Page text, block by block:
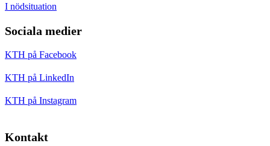
I nödsituation
Sociala medier
KTH på Facebook
KTH på LinkedIn
KTH på Instagram
Kontakt